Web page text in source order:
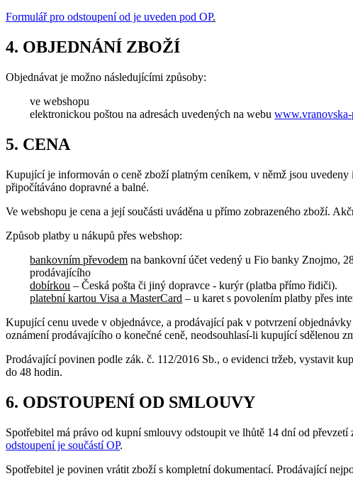
Formulář pro odstoupení od je uveden pod OP.
4. OBJEDNÁNÍ ZBOŽÍ
Objednávat je možno následujícími způsoby:
ve webshopu
elektronickou poštou na adresách uvedených na webu
5. CENA
Kupující je informován o ceně zboží platným ceníkem, v němž jsou
připočítáváno dopravné a balné.
Ve webshopu je cena a její součásti uváděna u přímo zobrazeného zboží.
Způsob platby u nákupů přes webshop:
bankovním převodem na bankovní účet vedený u Fio banky Znojmo,
prodávajícího
dobírkou – Česká pošta či jiný dopravce - kurýr (platba přímo řidiči).
platební kartou Visa a MasterCard – u karet s povolením platby přes
Kupující cenu uvede v objednávce, a prodávající pak v potvrzení
oznámení prodávajícího o konečné ceně, neodsouhlasí-li kupující sdělenou
Prodávající povinen podle zák. č. 112/2016 Sb., o evidenci tržeb, vystavit
do 48 hodin.
6. ODSTOUPENÍ OD SMLOUVY
Spotřebitel má právo od kupní smlouvy odstoupit ve lhůtě 14 dní od
odstoupení je součástí OP.
Spotřebitel je povinen vrátit zboží s kompletní dokumentací. Prodávající